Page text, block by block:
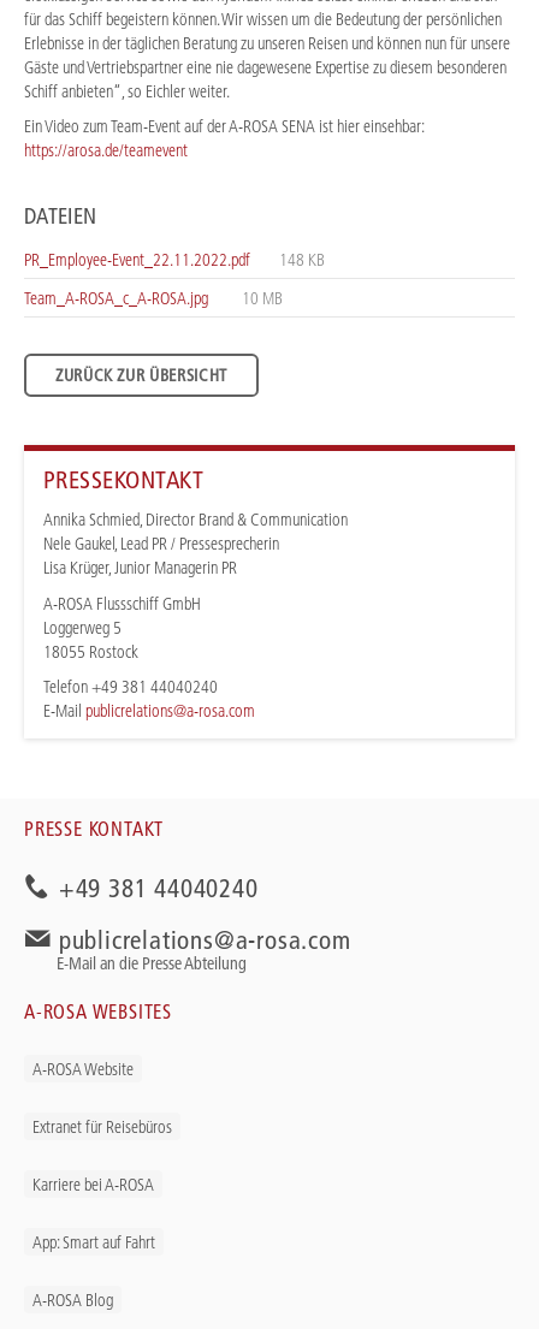
für das Schiff begeistern können. Wir wissen um die Bedeutung der persönlichen
Erlebnisse in der täglichen Beratung zu unseren Reisen und können nun für unsere
Gäste und Vertriebspartner eine nie dagewesene Expertise zu diesem besonderen
Schiff anbieten“, so Eichler weiter.
Ein Video zum Team-Event auf der A-ROSA SENA ist hier einsehbar:
https://arosa.de/teamevent
DATEIEN
PR_Employee-Event_22.11.2022.pdf
148 KB
Team_A-ROSA_c_A-ROSA.jpg
10 MB
ZURÜCK ZUR ÜBERSICHT
PRESSEKONTAKT
Annika Schmied, Director Brand & Communication
Nele Gaukel, Lead PR / Pressesprecherin
Lisa Krüger, Junior Managerin PR
A-ROSA Flussschiff GmbH
Loggerweg 5
18055 Rostock
Telefon +49 381 44040240
E-Mail publicrelations@a-rosa.com
PRESSE KONTAKT
+49 381 44040240
publicrelations@a-rosa.com
E-Mail an die Presse Abteilung
A-ROSA WEBSITES
A-ROSA Website
Extranet für Reisebüros
Karriere bei A-ROSA
App: Smart auf Fahrt
A-ROSA Blog